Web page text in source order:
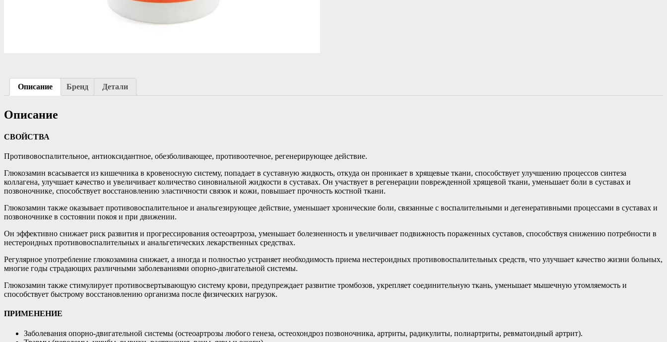
Описание Бренд Детали
Описание
СВОЙСТВА
Противовоспалительное, антиоксидантное, обезболивающее, противоотечное, регенерирующее действие.
Глюкозамин всасывается из кишечника в кровеносную систему, попадает в суставную жидкость, откуда он проникает в хрящевые ткани, способствует улучшению процессов синтеза
коллагена, улучшает качество и увеличивает количество синовиальной жидкости в суставах. Он участвует в регенерации поврежденной хрящевой ткани, уменьшает боли в суставах и
позвоночнике, способствует восстановлению эластичности связок и кожи, повышает прочность костной ткани.
Глюкозамин также оказывает противовоспалительное и анальгезирующее действие, уменьшает хронические боли, связанные с воспалительными и дегенеративными процессами в суставах и
позвоночнике в состоянии покоя и при движении.
Он эффективно снижает риск развития и прогрессирования остеоартроза, уменьшает болезненность и увеличивает подвижность пораженных суставов, способствуя снижению потребности в
нестероидных противовоспалительных и анальгетических лекарственных средствах.
Регулярное употребление глюкозамина снижает, а иногда и полностью устраняет необходимость приема нестероидных противовоспалительных средств, что улучшает качество жизни больных,
многие годы страдающих различными заболеваниями опорно-двигательной системы.
Глюкозамин также стимулирует противосвертывающую систему крови, предупреждает развитие тромбозов, укрепляет соединительную ткань, уменьшает мышечную утомляемость и
способствует быстрому восстановлению организма после физических нагрузок.
ПРИМЕНЕНИЕ
Заболевания опорно-двигательной системы (остеоартрозы любого генеза, остеохондроз позвоночника, артриты, радикулиты, полиартриты, ревматоидный артрит).